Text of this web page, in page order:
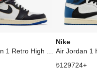
Nike
₺129724+